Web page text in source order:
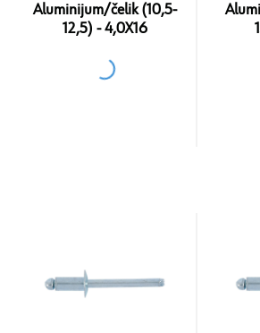
Aluminijum/čelik (10,5-
12,5) - 4,0X16